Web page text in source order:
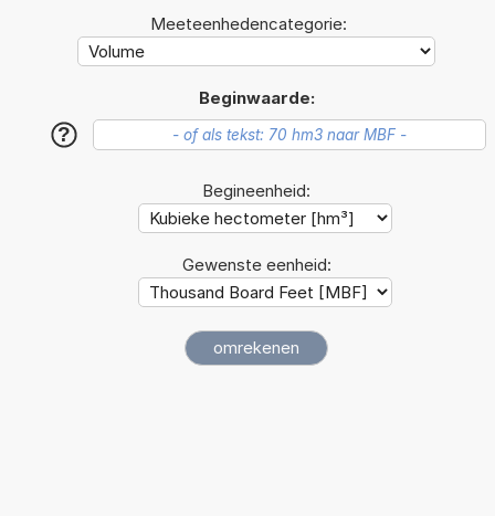
Meeteenhedencategorie:
Beginwaarde:
?
Begineenheid:
Gewenste eenheid: